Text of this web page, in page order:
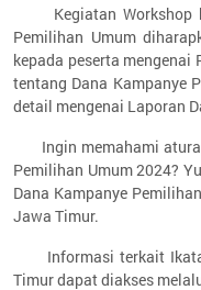
Kegiatan
Pemilihan Umum
kepada peserta mengenai
tentang Dana Kampanye
detail mengenai Laporan
Ingin memahami
Pemilihan Umum 2024?
Dana Kampanye
Jawa Timur.
Informasi terkait
Timur dapat diakses